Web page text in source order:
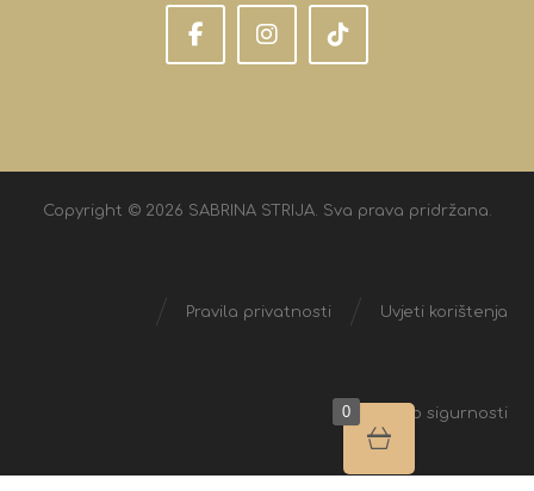
Copyright © 2026 SABRINA STRIJA. Sva prava pridržana.
Uvjeti korištenja
Pravila privatnosti
Izjava o sigurnosti
0